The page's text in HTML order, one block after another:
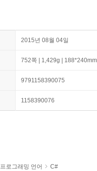
2015년 08월 04일
752쪽 | 1,429g | 188*240mm
9791158390075
1158390076
프로그래밍 언어 C#